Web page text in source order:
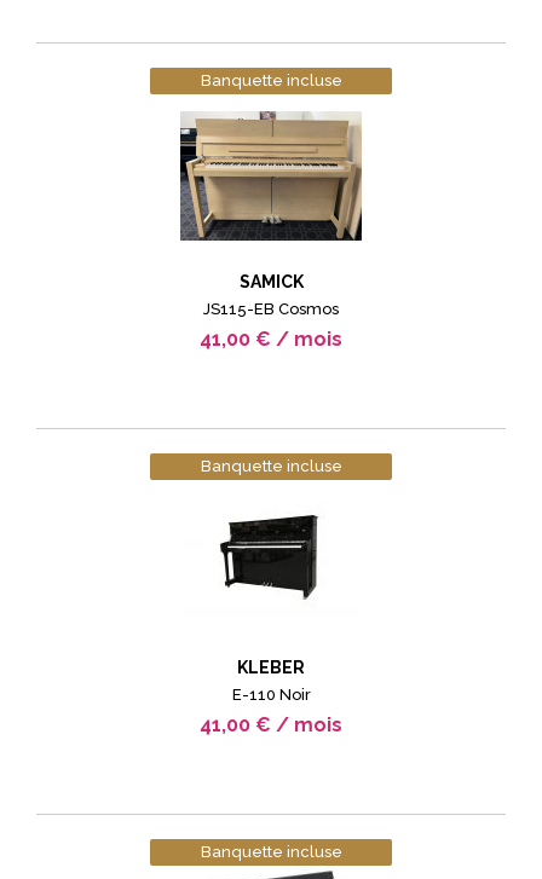
Banquette incluse
SAMICK
JS115-EB Cosmos
41,00 € / mois
Banquette incluse
KLEBER
E-110 Noir
41,00 € / mois
Banquette incluse